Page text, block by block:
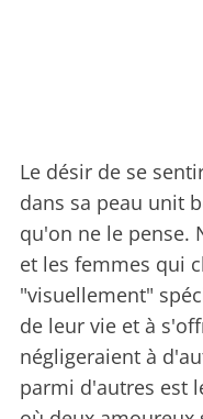
Le désir de se
dans sa peau unit
qu'on ne le pense.
et les femmes qui
"visuellement"
de leur vie et à
négligeraient à
parmi d'autres est